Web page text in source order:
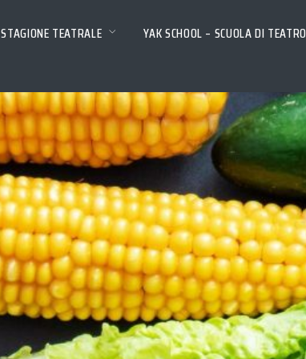
STAGIONE TEATRALE YAK SCHOOL – SCUOLA DI TEATRO